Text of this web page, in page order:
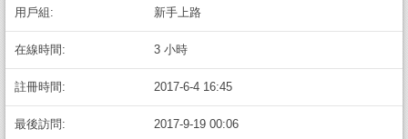
用戶組: 新手上路
在線時間: 3 小時
註冊時間: 2017-6-4 16:45
最後訪問: 2017-9-19 00:06